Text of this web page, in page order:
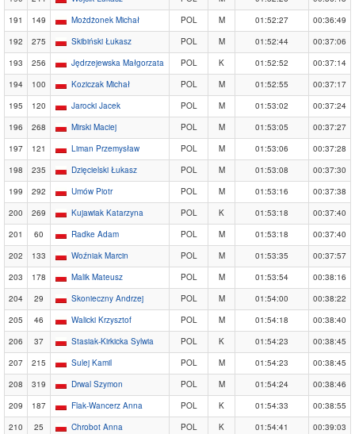
191
149 Możdżonek Michał POL M 01:52:27
00:36:49
192
275 Skibiński Łukasz POL M 01:52:44
00:37:06
193
256 Jędrzejewska Małgorzata POL K 01:52:52
00:37:14
194
100 Koziczak Michał POL M 01:52:55
00:37:17
195
120 Jarocki Jacek POL M 01:53:02
00:37:24
196
268 Mirski Maciej POL M 01:53:05
00:37:27
197
121 Liman Przemysław POL M 01:53:06
00:37:28
198
235 Dzięcielski Łukasz POL M 01:53:08
00:37:30
199
292 Umów Piotr POL M 01:53:16
00:37:38
200
269 Kujawiak Katarzyna POL K 01:53:18
00:37:40
201
60 Radke Adam POL M 01:53:18
00:37:40
202
133 Woźniak Marcin POL M 01:53:35
00:37:57
203
178 Malik Mateusz POL M 01:53:54
00:38:16
204
29 Skonieczny Andrzej POL M 01:54:00
00:38:22
205
46 Walicki Krzysztof POL M 01:54:18
00:38:40
206
37 Stasiak-Kirkicka Sylwia POL K 01:54:23
00:38:45
207
215 Sulej Kamil POL M 01:54:23
00:38:45
208
319 Drwal Szymon POL M 01:54:24
00:38:46
209
187 Flak-Wancerz Anna POL K 01:54:33
00:38:55
210
25 Chrobot Anna POL K 01:54:41
00:39:03